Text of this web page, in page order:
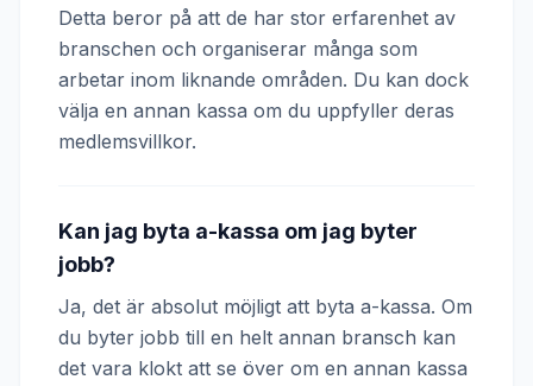
Detta beror på att de har stor erfarenhet av
branschen och organiserar många som
arbetar inom liknande områden. Du kan dock
välja en annan kassa om du uppfyller deras
medlemsvillkor.
Kan jag byta a-kassa om jag byter
jobb?
Ja, det är absolut möjligt att byta a-kassa. Om
du byter jobb till en helt annan bransch kan
det vara klokt att se över om en annan kassa